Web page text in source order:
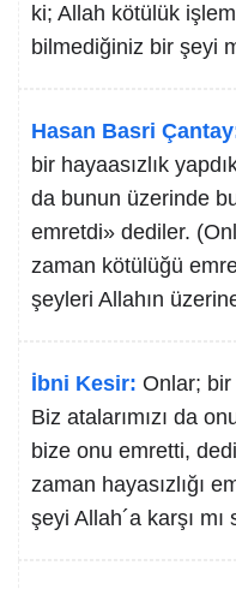
ki; Allah kötülük
bilmediğiniz bir şeyi
Hasan Basri
bir hayaasızlık
da bunun üzerinde
emretdi» dediler.
zaman kötülüğü
şeyleri Allahın
İbni Kesir: Onlar; bir
Biz atalarımızı da
bize onu emretti,
zaman hayasızlığı
şeyi Allah´a karşı